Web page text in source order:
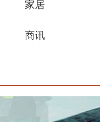
家居
商讯